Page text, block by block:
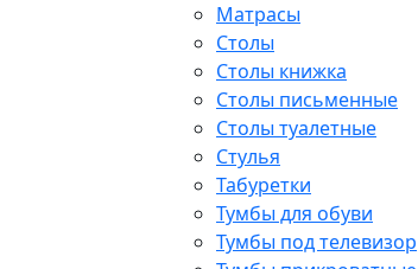
Матрасы
Столы
Столы книжка
Столы письменные
Столы туалетные
Стулья
Табуретки
Тумбы для обуви
Тумбы под телевизор